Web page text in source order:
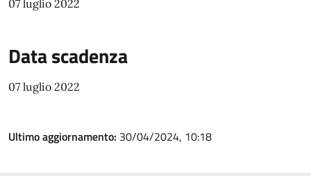
07 luglio 2022
Data scadenza
07 luglio 2022
Ultimo aggiornamento: 30/04/2024, 10:18